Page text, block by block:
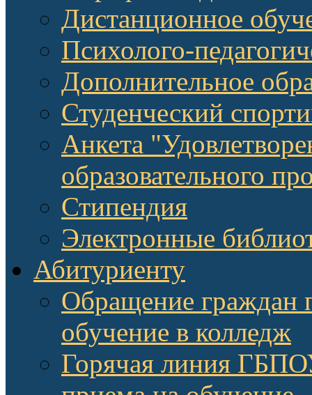
Дистанционное
Психолого-
Дополнительное
Студенческий
Анкета
образовательного
Стипендия
Электронные
Абитуриенту
Обращение граждан
обучение в колледж
Горячая линия